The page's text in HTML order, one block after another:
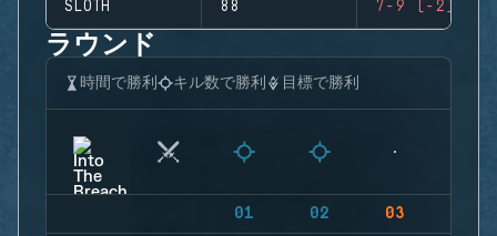
SLOTH 88 7-9 (-2)
ラウンド
時間で勝利 キル数で勝利 目標で勝利
01 02 03